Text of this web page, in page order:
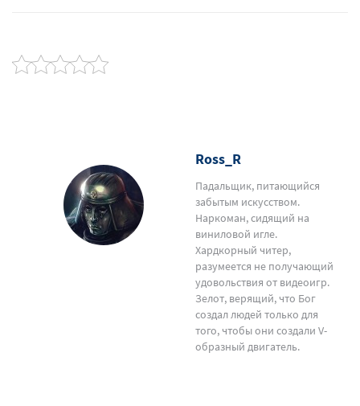
Ross_R
Падальщик, питающийся
забытым искусством.
Наркоман, сидящий на
виниловой игле.
Хардкорный читер,
разумеется не получающий
удовольствия от видеоигр.
Зелот, верящий, что Бог
создал людей только для
того, чтобы они создали V-
образный двигатель.